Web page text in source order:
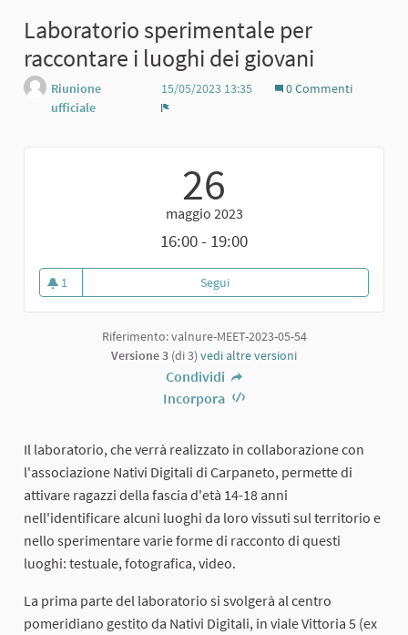
Laboratorio sperimentale per
raccontare i luoghi dei giovani
Riunione
ufficiale
15/05/2023 13:35
0 Commenti
26
maggio 2023
16:00 - 19:00
1
1 sostenitori
Segui
Riferimento: valnure-MEET-2023-05-54
Versione 3 (di 3) vedi altre versioni
Condividi
Incorpora
Il laboratorio, che verrà realizzato in collaborazione con
l'associazione Nativi Digitali di Carpaneto, permette di
attivare ragazzi della fascia d'età 14-18 anni
nell'identificare alcuni luoghi da loro vissuti sul territorio e
nello sperimentare varie forme di racconto di questi
luoghi: testuale, fotografica, video.
La prima parte del laboratorio si svolgerà al centro
pomeridiano gestito da Nativi Digitali, in viale Vittoria 5 (ex